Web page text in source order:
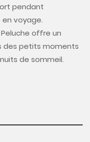
pendant
voyage.
offre un
des petits moments
de sommeil.